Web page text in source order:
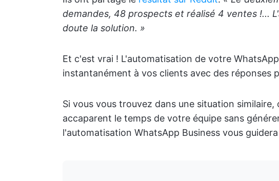
demandes, 48 prospects et réalisé 4 ventes !...
doute la solution. »
Et c'est vrai ! L'automatisation de votre
instantanément à vos clients avec des réponses
Si vous vous trouvez dans une situation similaire,
accaparent le temps de votre équipe sans
l'automatisation WhatsApp Business vous